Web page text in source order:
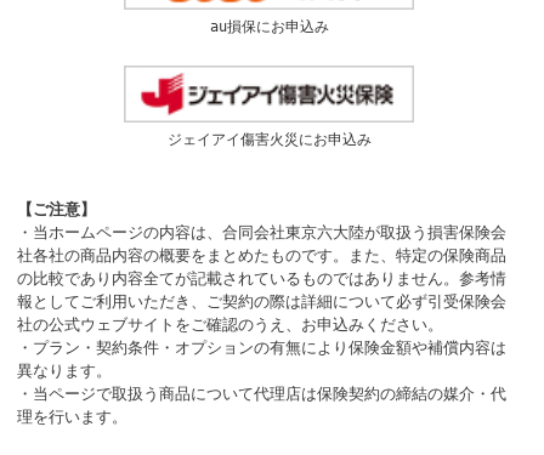
au損保にお申込み
ジェイアイ傷害火災にお申込み
【ご注意】
・当ホームページの内容は、合同会社東京六大陸が取扱う損害保険会
社各社の商品内容の概要をまとめたものです。また、特定の保険商品
の比較であり内容全てが記載されているものではありません。参考情
報としてご利用いただき、ご契約の際は詳細について必ず引受保険会
社の公式ウェブサイトをご確認のうえ、お申込みください。
・プラン・契約条件・オプションの有無により保険金額や補償内容は
異なります。
・当ページで取扱う商品について代理店は保険契約の締結の媒介・代
理を行います。